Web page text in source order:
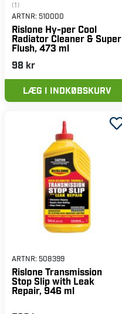
(1)
ARTNR: 510000
Rislone Hy-per Cool
Radiator Cleaner & Super
Flush, 473 ml
98 kr
LÆG I INDKØBSKURV
ARTNR: 508399
Rislone Transmission
Stop Slip with Leak
Repair, 946 ml